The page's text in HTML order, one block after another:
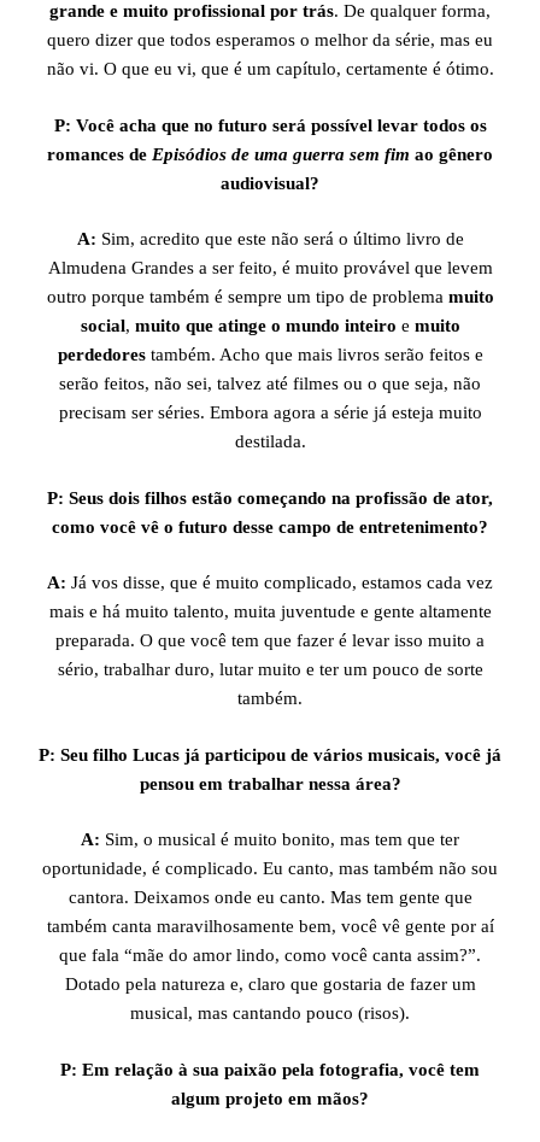
grande e muito profissional por trás. De qualquer forma,
quero dizer que todos esperamos o melhor da série, mas eu
não vi. O que eu vi, que é um capítulo, certamente é ótimo.
P: Você acha que no futuro será possível levar todos os
romances de Episódios de uma guerra sem fim ao gênero
audiovisual?
A: Sim, acredito que este não será o último livro de
Almudena Grandes a ser feito, é muito provável que levem
outro porque também é sempre um tipo de problema muito
social, muito que atinge o mundo inteiro e muito
perdedorestambém. Acho que mais livros serão feitos e
serão feitos, não sei, talvez até filmes ou o que seja, não
precisam ser séries. Embora agora a série já esteja muito
destilada.
P: Seus dois filhos estão começando na profissão de ator,
como você vê o futuro desse campo de entretenimento?
A: Já vos disse, que é muito complicado, estamos cada vez
mais e há muito talento, muita juventude e gente altamente
preparada. O que você tem que fazer é levar isso muito a
sério, trabalhar duro, lutar muito e ter um pouco de sorte
também.
P: Seu filho Lucas já participou de vários musicais, você já
pensou em trabalhar nessa área?
A: Sim, o musical é muito bonito, mas tem que ter
oportunidade, é complicado. Eu canto, mas também não sou
cantora. Deixamos onde eu canto. Mas tem gente que
também canta maravilhosamente bem, você vê gente por aí
que fala “mãe do amor lindo, como você canta assim?”.
Dotado pela natureza e, claro que gostaria de fazer um
musical, mas cantando pouco (risos).
P: Em relação à sua paixão pela fotografia, você tem
algum projeto em mãos?